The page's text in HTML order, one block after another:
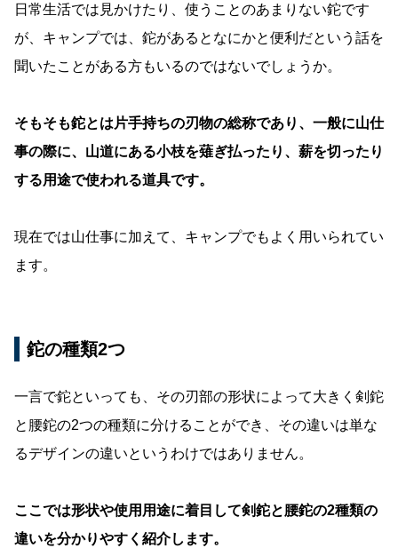
日常生活では見かけたり、使うことのあまりない鉈です
が、キャンプでは、鉈があるとなにかと便利だという話を
聞いたことがある方もいるのではないでしょうか。
そもそも鉈とは片手持ちの刃物の総称であり、一般に山仕
事の際に、山道にある小枝を薙ぎ払ったり、薪を切ったり
する用途で使われる道具です。
現在では山仕事に加えて、キャンプでもよく用いられてい
ます。
鉈の種類2つ
一言で鉈といっても、その刃部の形状によって大きく剣鉈
と腰鉈の2つの種類に分けることができ、その違いは単な
るデザインの違いというわけではありません。
ここでは形状や使用用途に着目して剣鉈と腰鉈の2種類の
違いを分かりやすく紹介します。